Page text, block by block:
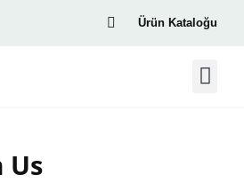
Ürün Kataloğu
Us